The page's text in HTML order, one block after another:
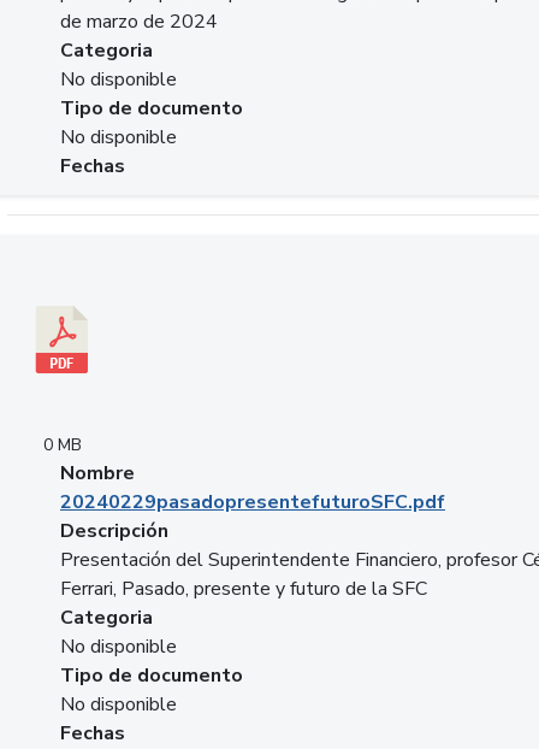
de marzo de 2024
Categoria
No disponible
Tipo de documento
No disponible
Fechas
0 MB
Nombre
20240229pasadopresentefuturoSFC.pdf
Descripción
Presentación del Superintendente Financiero, profesor
Ferrari, Pasado, presente y futuro de la SFC
Categoria
No disponible
Tipo de documento
No disponible
Fechas